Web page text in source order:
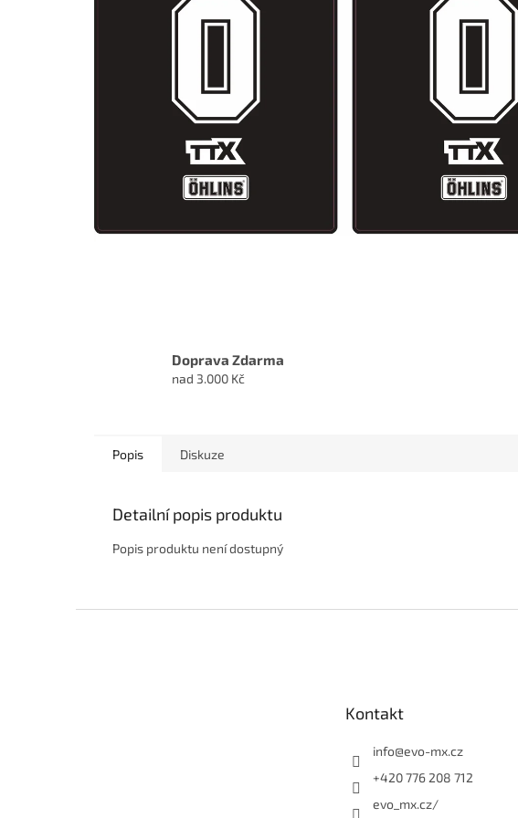
Doprava Zdarma
nad 3.000 Kč
Popis Diskuze
Detailní popis produktu
Popis produktu není dostupný
Kontakt
info@evo-mx.cz
+420 776 208 712
evo_mx.cz/